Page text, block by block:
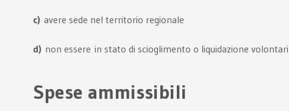
c) avere sede nel territorio regionale
d) non essere in stato di scioglimento o liquidazione
Spese ammissibili